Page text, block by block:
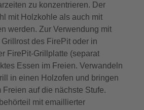
zu konzentrieren. Der
mit Holzkohle als auch mit
werden. Zur Verwendung mit
des FirePit oder in
FirePit-Grillplatte (separat
Essen im Freien. Verwandeln
in einen Holzofen und bringen
auf die nächste Stufe.
mit emaillierter